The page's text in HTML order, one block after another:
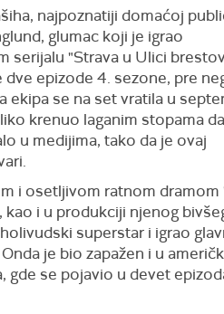
najpoznatiji domaćoj
glumac koji je igrao
serijalu "Strava u Ulici
epizode 4. sezone, pre
se na set vratila u
krenuo laganim stopama da
u medijima, tako da je ovaj
i osetljivom ratnom dramom
kao i u produkciji njenog
superstar i igrao
je bio zapažen i u
gde se pojavio u devet